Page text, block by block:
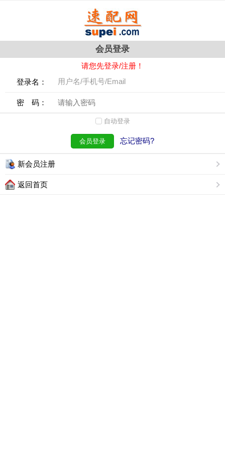
会员登录
请您先登录/注册！
登录名：
密 码：
自动登录
会员登录 忘记密码?
新会员注册
返回首页